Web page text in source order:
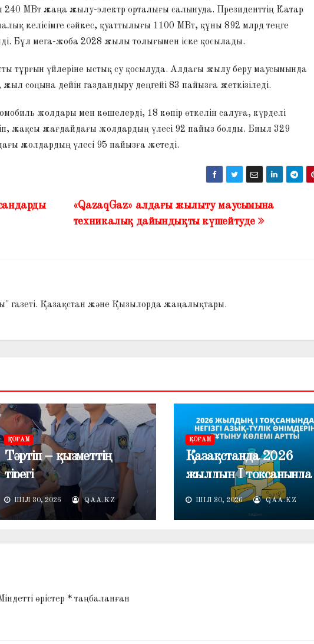
240 МВт жаңа жылу-электр орталығы салынуда. Президенттің Катар
келісімге сәйкес, қуаттылығы 1100 МВт, құны 892 млрд теңге
Бұл мега-жоба 2028 жылы толығымен іске қосылады.
тұрғын үйлеріне ыстық су қосылуда. Алдағы жылу беру маусымында
соңына дейін газдандыру деңгейі 83 пайызға жеткізіледі.
жолдары мен көшелерді, 18 көпір өткелін салуға, күрделі
жақсы жағдайдағы жолдардың үлесі 92 пайыз болды. Биыл 329
жолдардың үлесі 95 пайызға жетеді.
«QazaqGaz» алдағы жылыту маусымына
техникалық дайындықты күшейтуде
газеті. Қазақстан және Қызылорда жаңалықтары.
ҚОҒАМ
Тәртіп – қызметтің
тірегі
ШІЛ 30, 2026 QAA.KZ
ҚОҒАМ
Қазақстанда 2026
жылдың I тоқсанында
негізгі азық-түлік
өнімдерін тұтыну көлемі
ШІЛ 30, 2026 QAA.KZ
өрістер * таңбаланған